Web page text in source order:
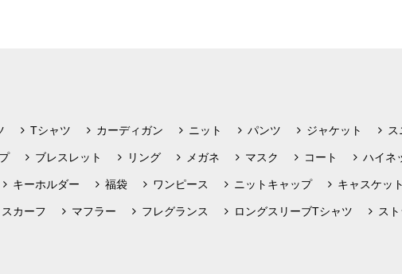
Tシャツ カーディガン ニット パンツ ジャケット
ブレスレット リング メガネ マスク コート ハイネ
キーホルダー 福袋 ワンピース ニットキャップ キャスケッ
スカーフ マフラー フレグランス ロングスリーブTシャツ ス